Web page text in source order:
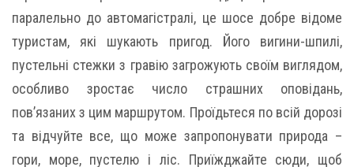
паралельно до автомагістралі, це шосе добре відоме
туристам, які шукають пригод. Його вигини-шпилі,
пустельні стежки з гравію загрожують своїм виглядом,
особливо зростає число страшних оповідань,
пов’язаних з цим маршрутом. Проїдьтеся по всій дорозі
та відчуйте все, що може запропонувати природа –
гори, море, пустелю і ліс. Приїжджайте сюди, щоб